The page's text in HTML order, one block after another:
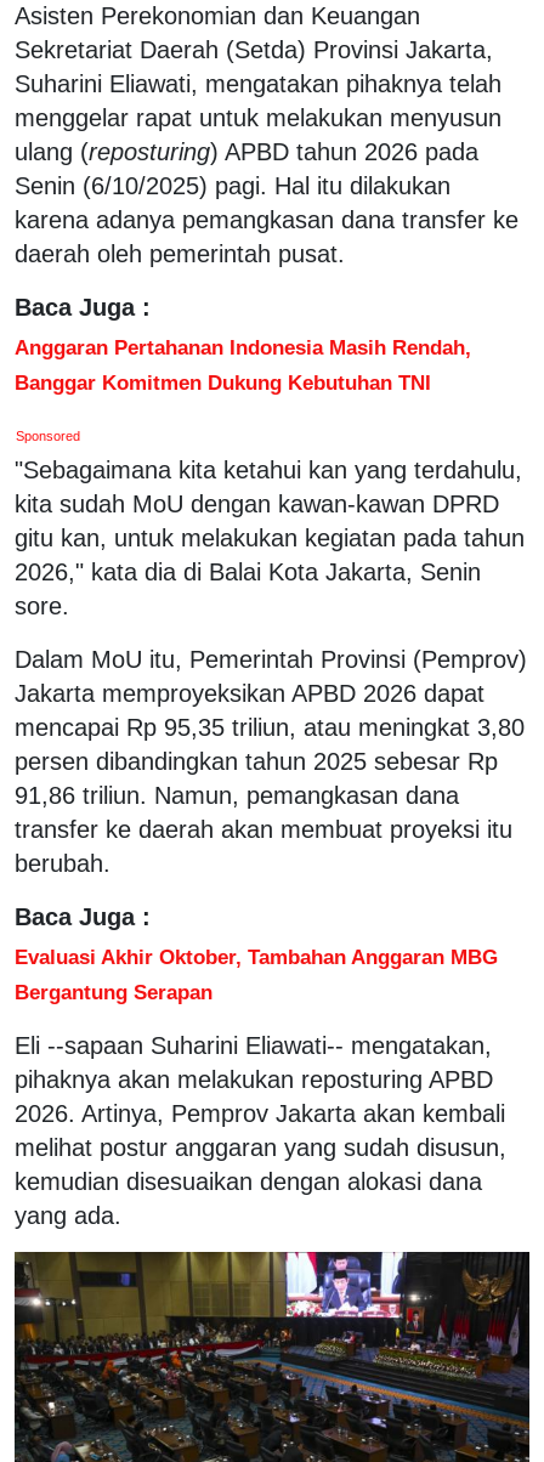
Asisten Perekonomian dan Keuangan
Sekretariat Daerah (Setda) Provinsi Jakarta,
Suharini Eliawati, mengatakan pihaknya telah
menggelar rapat untuk melakukan menyusun
ulang (reposturing) APBD tahun 2026 pada
Senin (6/10/2025) pagi. Hal itu dilakukan
karena adanya pemangkasan dana transfer ke
daerah oleh pemerintah pusat.
Baca Juga :
Anggaran Pertahanan Indonesia Masih Rendah,
Banggar Komitmen Dukung Kebutuhan TNI
Sponsored
"Sebagaimana kita ketahui kan yang terdahulu,
kita sudah MoU dengan kawan-kawan DPRD
gitu kan, untuk melakukan kegiatan pada tahun
2026," kata dia di Balai Kota Jakarta, Senin
sore.
Dalam MoU itu, Pemerintah Provinsi (Pemprov)
Jakarta memproyeksikan APBD 2026 dapat
mencapai Rp 95,35 triliun, atau meningkat 3,80
persen dibandingkan tahun 2025 sebesar Rp
91,86 triliun. Namun, pemangkasan dana
transfer ke daerah akan membuat proyeksi itu
berubah.
Baca Juga :
Evaluasi Akhir Oktober, Tambahan Anggaran MBG
Bergantung Serapan
Eli --sapaan Suharini Eliawati-- mengatakan,
pihaknya akan melakukan reposturing APBD
2026. Artinya, Pemprov Jakarta akan kembali
melihat postur anggaran yang sudah disusun,
kemudian disesuaikan dengan alokasi dana
yang ada.